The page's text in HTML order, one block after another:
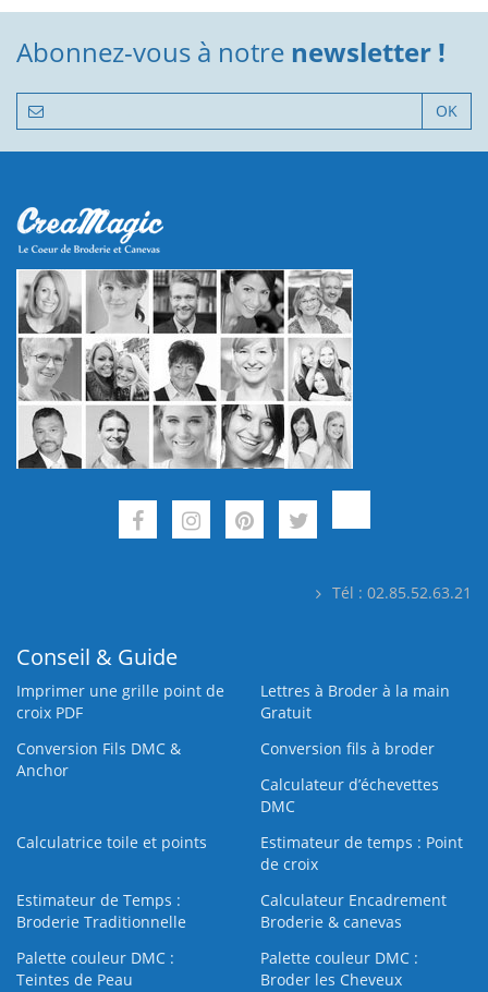
Abonnez-vous à notre newsletter !
OK
Tél : 02.85.52.63.21
Conseil & Guide
Imprimer une grille point de
croix PDF
Lettres à Broder à la main
Gratuit
Conversion Fils DMC &
Anchor
Conversion fils à broder
Calculateur d’échevettes
DMC
Calculatrice toile et points
Estimateur de temps : Point
de croix
Estimateur de Temps :
Broderie Traditionnelle
Calculateur Encadrement
Broderie & canevas
Palette couleur DMC :
Teintes de Peau
Palette couleur DMC :
Broder les Cheveux